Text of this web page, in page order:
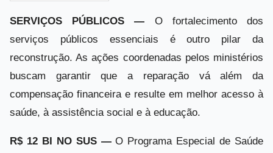
SERVIÇOS PÚBLICOS — O fortalecimento dos
serviços públicos essenciais é outro pilar da
reconstrução. As ações coordenadas pelos ministérios
buscam garantir que a reparação vá além da
compensação financeira e resulte em melhor acesso à
saúde, à assistência social e à educação.
R$ 12 BI NO SUS —O Programa Especial de Saúde